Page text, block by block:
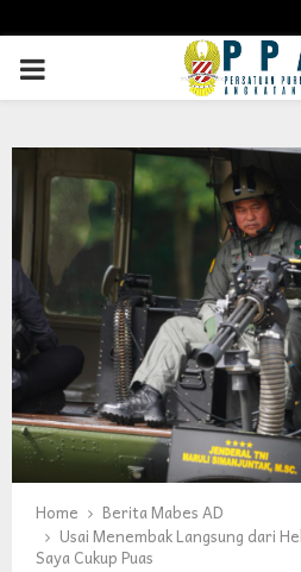
PRIMARY
Home
Berita Mabes AD
Usai Menembak Langsung dari
Saya Cukup Puas